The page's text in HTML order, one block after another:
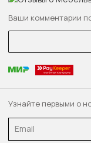
Узнайте первыми о
Ваши комментарии